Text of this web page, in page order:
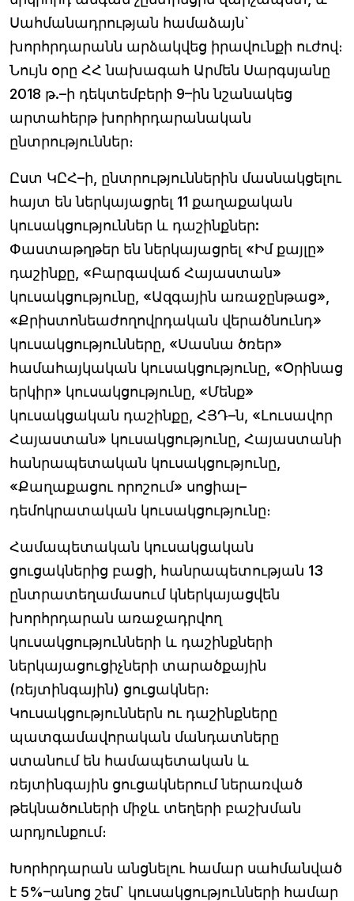
Սահմանադրության համաձայն`
խորհրդարանն արձակվեց իրավունքի ուժով։
Նույն օրը ՀՀ նախագահ Արմեն Սարգսյանը
2018 թ.–ի դեկտեմբերի 9–ին նշանակեց
արտահերթ խորհրդարանական
ընտրություններ։
Ըստ ԿԸՀ–ի, ընտրություններին մասնակցելու
հայտ են ներկայացրել 11 քաղաքական
կուսակցություններ և դաշինքներ:
Փաստաթղթեր են ներկայացրել «Իմ քայլը»
դաշինքը, «Բարգավաճ Հայաստան»
կուսակցությունը, «Ազգային առաջընթաց»,
«Քրիստոնեաժողովրդական վերածնունդ»
կուսակցությունները, «Սասնա ծռեր»
համահայկական կուսակցությունը, «Օրինաց
երկիր» կուսակցությունը, «Մենք»
կուսակցական դաշինքը, ՀՅԴ–ն, «Լուսավոր
Հայաստան» կուսակցությունը, Հայաստանի
հանրապետական կուսակցությունը,
«Քաղաքացու որոշում» սոցիալ–
դեմոկրատական կուսակցությունը։
Համապետական կուսակցական
ցուցակներից բացի, հանրապետության 13
ընտրատեղամասում կներկայացվեն
խորհրդարան առաջադրվող
կուսակցությունների և դաշինքների
ներկայացուցիչների տարածքային
(ռեյտինգային) ցուցակներ։
Կուսակցություններն ու դաշինքները
պատգամավորական մանդատները
ստանում են համապետական և
ռեյտինգային ցուցակներում ներառված
թեկնածուների միջև տեղերի բաշխման
արդյունքում։
Խորհրդարան անցնելու համար սահմանված
է 5%–անոց շեմ` կուսակցությունների համար